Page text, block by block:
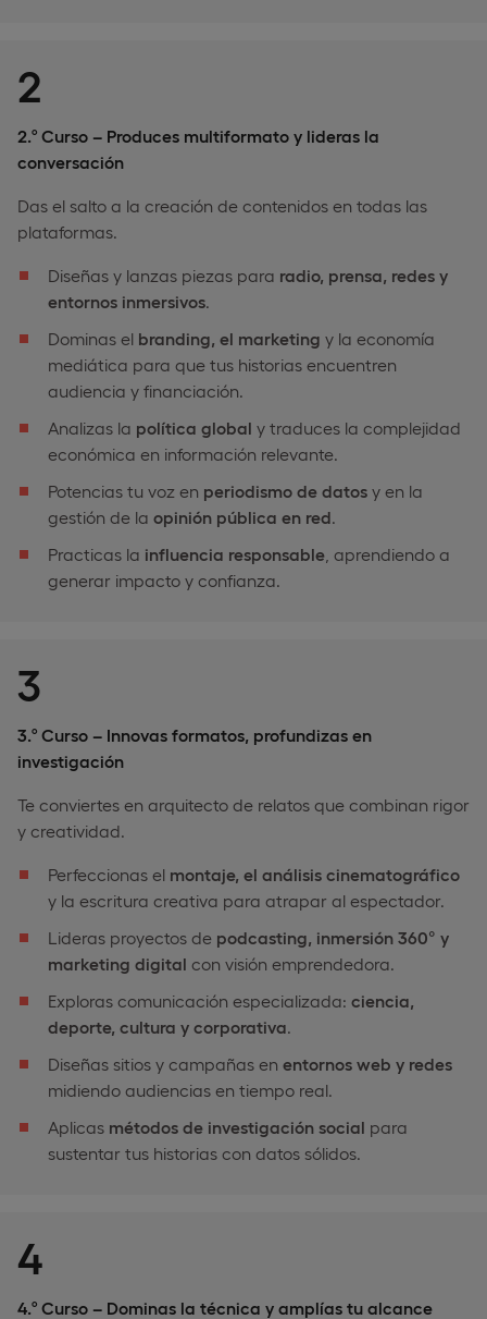
2
2.º Curso – Produces multiformato y lideras la
conversación
Das el salto a la creación de contenidos en todas las
plataformas.
Diseñas y lanzas piezas para radio, prensa, redes y
entornos inmersivos.
Dominas el branding, el marketing y la economía
mediática para que tus historias encuentren
audiencia y financiación.
Analizas la política global y traduces la complejidad
económica en información relevante.
Potencias tu voz en periodismo de datos y en la
gestión de la opinión pública en red.
Practicas la influencia responsable , aprendiendo a
generar impacto y confianza.
3
3.º Curso – Innovas formatos, profundizas en
investigación
Te conviertes en arquitecto de relatos que combinan rigor
y creatividad.
Perfeccionas el montaje, el análisis cinematográfico
y la escritura creativa para atrapar al espectador.
Lideras proyectos de podcasting, inmersión 360° y
marketing digital con visión emprendedora.
Exploras comunicación especializada: ciencia,
deporte, cultura y corporativa.
Diseñas sitios y campañas en entornos web y redes
midiendo audiencias en tiempo real.
Aplicas métodos de investigación social para
sustentar tus historias con datos sólidos.
4
4.º Curso – Dominas la técnica y amplías tu alcance